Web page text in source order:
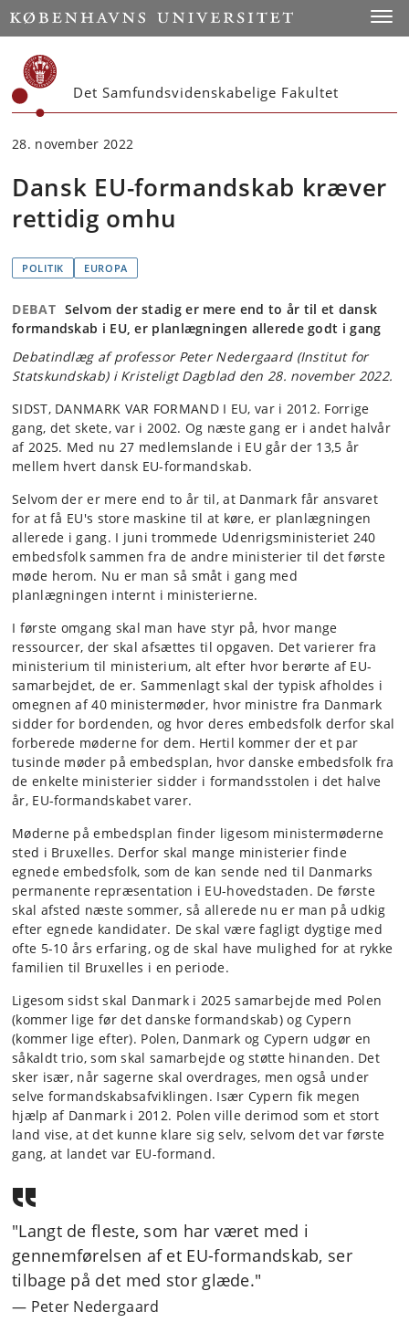
Start
Det Samfundsvidenskabelige Fakultet
28. november 2022
Dansk EU-formandskab kræver
rettidig omhu
POLITIK EUROPA
DEBAT Selvom der stadig er mere end to år til et dansk
formandskab i EU, er planlægningen allerede godt i gang
Debatindlæg af professor Peter Nedergaard (Institut for
Statskundskab) i Kristeligt Dagblad den 28. november 2022.
SIDST, DANMARK VAR FORMAND I EU, var i 2012. Forrige
gang, det skete, var i 2002. Og næste gang er i andet halvår
af 2025. Med nu 27 medlemslande i EU går der 13,5 år
mellem hvert dansk EU-formandskab.
Selvom der er mere end to år til, at Danmark får ansvaret
for at få EU's store maskine til at køre, er planlægningen
allerede i gang. I juni trommede Udenrigsministeriet 240
embedsfolk sammen fra de andre ministerier til det første
møde herom. Nu er man så småt i gang med
planlægningen internt i ministerierne.
I første omgang skal man have styr på, hvor mange
ressourcer, der skal afsættes til opgaven. Det varierer fra
ministerium til ministerium, alt efter hvor berørte af EU-
samarbejdet, de er. Sammenlagt skal der typisk afholdes i
omegnen af 40 ministermøder, hvor ministre fra Danmark
sidder for bordenden, og hvor deres embedsfolk derfor skal
forberede møderne for dem. Hertil kommer der et par
tusinde møder på embedsplan, hvor danske embedsfolk fra
de enkelte ministerier sidder i formandsstolen i det halve
år, EU-formandskabet varer.
Møderne på embedsplan finder ligesom ministermøderne
sted i Bruxelles. Derfor skal mange ministerier finde
egnede embedsfolk, som de kan sende ned til Danmarks
permanente repræsentation i EU-hovedstaden. De første
skal afsted næste sommer, så allerede nu er man på udkig
efter egnede kandidater. De skal være fagligt dygtige med
ofte 5-10 års erfaring, og de skal have mulighed for at rykke
familien til Bruxelles i en periode.
Ligesom sidst skal Danmark i 2025 samarbejde med Polen
(kommer lige før det danske formandskab) og Cypern
(kommer lige efter). Polen, Danmark og Cypern udgør en
såkaldt trio, som skal samarbejde og støtte hinanden. Det
sker især, når sagerne skal overdrages, men også under
selve formandskabsafviklingen. Især Cypern fik megen
hjælp af Danmark i 2012. Polen ville derimod som et stort
land vise, at det kunne klare sig selv, selvom det var første
gang, at landet var EU-formand.
"Langt de fleste, som har været med i
gennemførelsen af et EU-formandskab, ser
tilbage på det med stor glæde."
Peter Nedergaard